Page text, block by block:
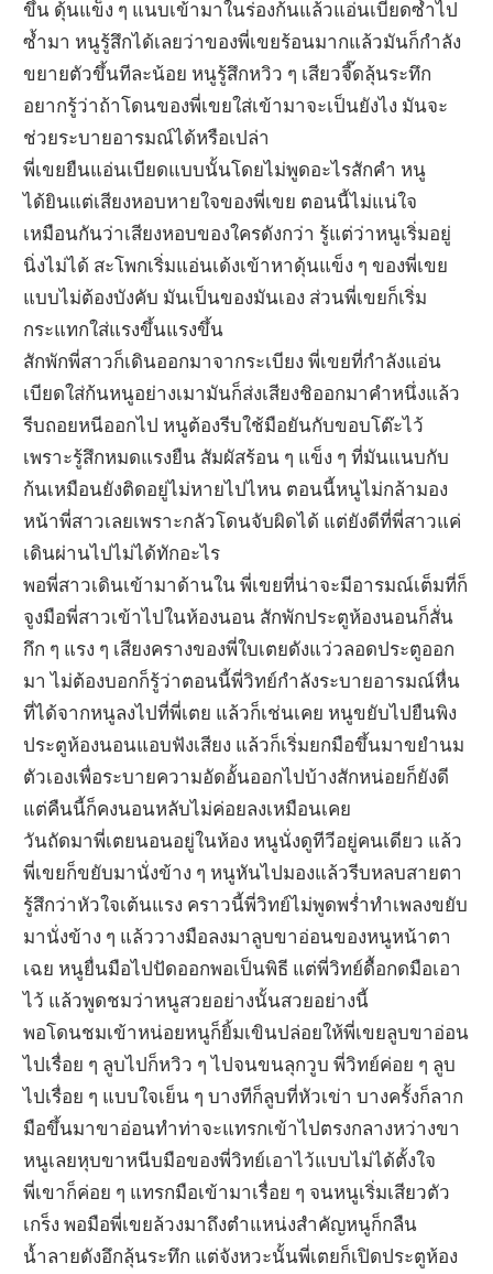
ขึ้น ดุ้นแข็ง ๆ แนบเข้ามาในร่องก้นแล้วแอ่นเบียดซ้ำไป
ซ้ำมา หนูรู้สึกได้เลยว่าของพี่เขยร้อนมากแล้วมันก็กำลัง
ขยายตัวขึ้นทีละน้อย หนูรู้สึกหวิว ๆ เสียวจี๊ดลุ้นระทึก
อยากรู้ว่าถ้าโดนของพี่เขยใส่เข้ามาจะเป็นยังไง มันจะ
ช่วยระบายอารมณ์ได้หรือเปล่า
พี่เขยยืนแอ่นเบียดแบบนั้นโดยไม่พูดอะไรสักคำ หนู
ได้ยินแต่เสียงหอบหายใจของพี่เขย ตอนนี้ไม่แน่ใจ
เหมือนกันว่าเสียงหอบของใครดังกว่า รู้แต่ว่าหนูเริ่มอยู่
นิ่งไม่ได้ สะโพกเริ่มแอ่นเด้งเข้าหาดุ้นแข็ง ๆ ของพี่เขย
แบบไม่ต้องบังคับ มันเป็นของมันเอง ส่วนพี่เขยก็เริ่ม
กระแทกใส่แรงขึ้นแรงขึ้น
สักพักพี่สาวก็เดินออกมาจากระเบียง พี่เขยที่กำลังแอ่น
เบียดใส่ก้นหนูอย่างเมามันก็ส่งเสียงชิออกมาคำหนึ่งแล้ว
รีบถอยหนีออกไป หนูต้องรีบใช้มือยันกับขอบโต๊ะไว้
เพราะรู้สึกหมดแรงยืน สัมผัสร้อน ๆ แข็ง ๆ ที่มันแนบกับ
ก้นเหมือนยังติดอยู่ไม่หายไปไหน ตอนนี้หนูไม่กล้ามอง
หน้าพี่สาวเลยเพราะกลัวโดนจับผิดได้ แต่ยังดีที่พี่สาวแค่
เดินผ่านไปไม่ได้ทักอะไร
พอพี่สาวเดินเข้ามาด้านใน พี่เขยที่น่าจะมีอารมณ์เต็มที่ก็
จูงมือพี่สาวเข้าไปในห้องนอน สักพักประตูห้องนอนก็สั่น
กึก ๆ แรง ๆ เสียงครางของพี่ใบเตยดังแว่วลอดประตูออก
มา ไม่ต้องบอกก็รู้ว่าตอนนี้พี่วิทย์กำลังระบายอารมณ์หื่น
ที่ได้จากหนูลงไปที่พี่เตย แล้วก็เช่นเคย หนูขยับไปยืนพิง
ประตูห้องนอนแอบฟังเสียง แล้วก็เริ่มยกมือขึ้นมาขยำนม
ตัวเองเพื่อระบายความอัดอั้นออกไปบ้างสักหน่อยก็ยังดี
แต่คืนนี้ก็คงนอนหลับไม่ค่อยลงเหมือนเคย
วันถัดมาพี่เตยนอนอยู่ในห้อง หนูนั่งดูทีวีอยู่คนเดียว แล้ว
พี่เขยก็ขยับมานั่งข้าง ๆ หนูหันไปมองแล้วรีบหลบสายตา
รู้สึกว่าหัวใจเต้นแรง คราวนี้พี่วิทย์ไม่พูดพร่ำทำเพลงขยับ
มานั่งข้าง ๆ แล้ววางมือลงมาลูบขาอ่อนของหนูหน้าตา
เฉย หนูยื่นมือไปปัดออกพอเป็นพิธี แต่พี่วิทย์ดื้อกดมือเอา
ไว้ แล้วพูดชมว่าหนูสวยอย่างนั้นสวยอย่างนี้
พอโดนชมเข้าหน่อยหนูก็ยิ้มเขินปล่อยให้พี่เขยลูบขาอ่อน
ไปเรื่อย ๆ ลูบไปก็หวิว ๆ ไปจนขนลุกวูบ พี่วิทย์ค่อย ๆ ลูบ
ไปเรื่อย ๆ แบบใจเย็น ๆ บางทีก็ลูบที่หัวเข่า บางครั้งก็ลาก
มือขึ้นมาขาอ่อนทำท่าจะแทรกเข้าไปตรงกลางหว่างขา
หนูเลยหุบขาหนีบมือของพี่วิทย์เอาไว้แบบไม่ได้ตั้งใจ
พี่เขาก็ค่อย ๆ แทรกมือเข้ามาเรื่อย ๆ จนหนูเริ่มเสียวตัว
เกร็ง พอมือพี่เขยล้วงมาถึงตำแหน่งสำคัญหนูก็กลืน
น้ำลายดังอึกลุ้นระทึก แต่จังหวะนั้นพี่เตยก็เปิดประตูห้อง